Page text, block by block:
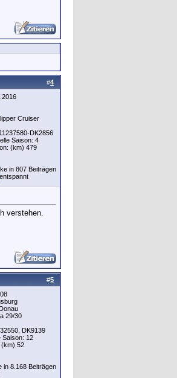
#4
Cruiser
DK2856
Saison: 4
(km) 479
in 807 Beiträgen
verstehen.
#5
29/30
DK9139
Saison: 12
(km) 52
in 8.168 Beiträgen